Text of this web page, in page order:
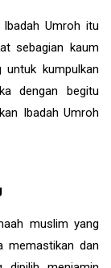
Umroh itu
sebagian kaum
kumpulkan
dengan begitu
Ibadah Umroh
muslim yang
memastikan dan